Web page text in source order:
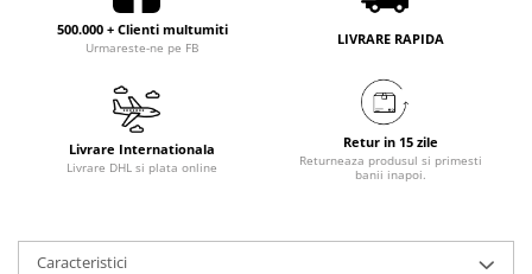
500.000 + Clienti multumiti
Urmareste-ne pe FB
LIVRARE RAPIDA
Livrare Internationala
Livrare DHL si plata online
Retur in 15 zile
Returneaza produsul si primesti
banii inapoi.
Caracteristici